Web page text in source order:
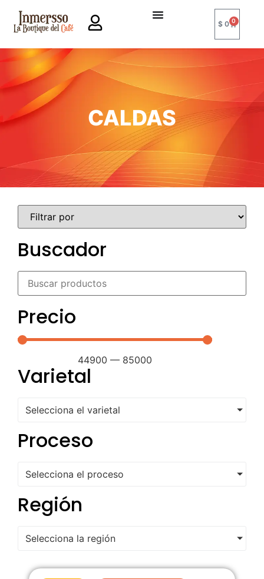
$0 0
CALDAS
Buscador
Precio
44900 — 85000
Varietal
Selecciona el varietal
Proceso
Selecciona el proceso
Región
Selecciona la región